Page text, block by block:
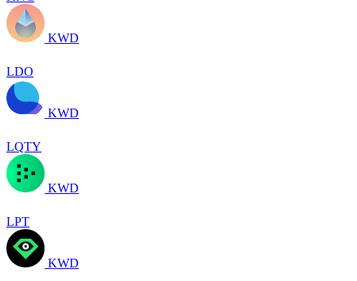
KWD
LDO
KWD
LQTY
KWD
LPT
KWD